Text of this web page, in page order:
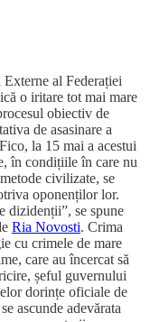
al Federației
o iritare tot mai mare
obiectiv de
de asasinare a
la 15 mai a acestui
în condițiile în care nu
civilizate, se
oponenților lor.
dizidenții”, se spune
Ria Novosti. Crima
cu crimele de mare
care au încercat să
șeful guvernului
dorințe oficiale de
ascunde adevărata